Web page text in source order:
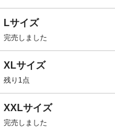
Lサイズ
完売しました
XLサイズ
残り1点
XXLサイズ
完売しました